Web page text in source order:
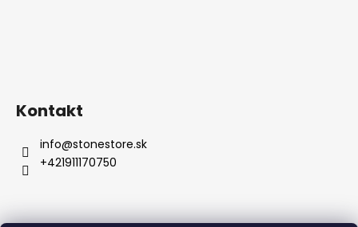
Kontakt
info@stonestore.sk
+421911170750